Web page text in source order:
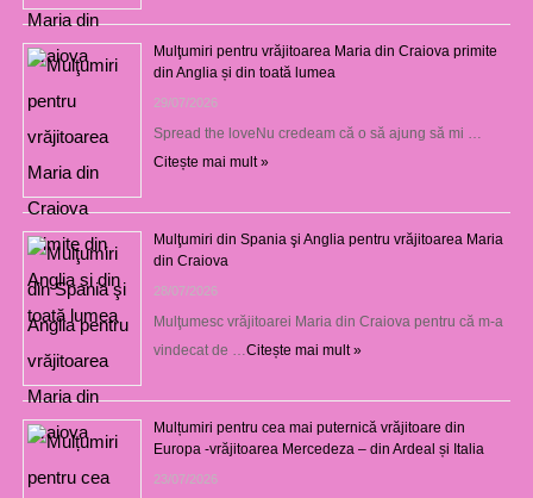
Mulţumiri pentru vrăjitoarea Maria din Craiova primite
din Anglia și din toată lumea
29/07/2026
Spread the loveNu credeam că o să ajung să mi …
Citește mai mult »
Mulţumiri din Spania şi Anglia pentru vrăjitoarea Maria
din Craiova
28/07/2026
Mulţumesc vrăjitoarei Maria din Craiova pentru că m-a
vindecat de … Citește mai mult »
Mulțumiri pentru cea mai puternică vrăjitoare din
Europa -vrăjitoarea Mercedeza – din Ardeal și Italia
23/07/2026